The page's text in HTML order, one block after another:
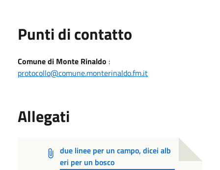
Punti di contatto
Comune di Monte Rinaldo :
protocollo@comune.monterinaldo.fm.it
Allegati
due linee per un campo, dicei alb
eri per un bosco